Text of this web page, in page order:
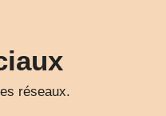
réseaux.